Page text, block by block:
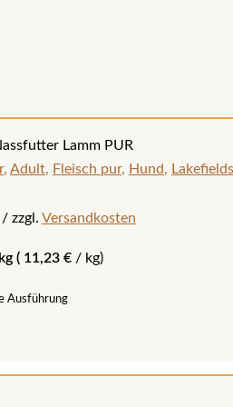
Lamm PUR
, Adult, Fleisch pur, Hund, Lakefields
zzgl. Versandkosten
( 11,23 € / kg)
Ausführung